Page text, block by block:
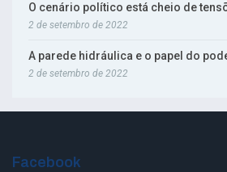
O cenário político está cheio de
2 de setembro de 2022
A parede hidráulica e o papel do
2 de setembro de 2022
Facebook